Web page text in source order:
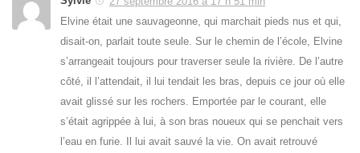
Elvine était une sauvageonne, qui marchait pieds nus et qui,
disait-on, parlait toute seule. Sur le chemin de l’école, Elvine
s’arrangeait toujours pour traverser seule la rivière. De l’autre
côté, il l’attendait, il lui tendait les bras, depuis ce jour où elle
avait glissé sur les rochers. Emportée par le courant, elle
s’était agrippée à lui, à son bras noueux qui se penchait vers
l’eau en furie. Il lui avait sauvé la vie. On avait retrouvé